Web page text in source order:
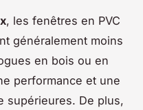
, les fenêtres en PVC
généralement moins
en bois ou en
performance et une
supérieures. De plus,